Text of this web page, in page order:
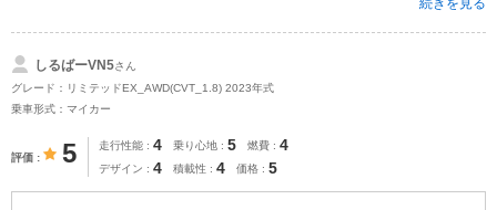
続きを見る
しるばーVN5さん
グレード：リミテッドEX_AWD(CVT_1.8) 2023年式
乗車形式：マイカー
評価 5 走行性能 4 乗り心地 5 燃費 4
デザイン 4 積載性 4 価格 5